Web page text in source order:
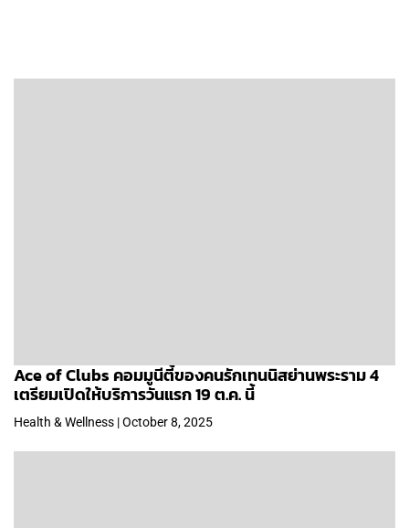
Ace of Clubs คอมมูนีตี้ของคนรักเทนนิสย่านพระราม 4
เตรียมเปิดให้บริการวันแรก 19 ต.ค. นี้
Health & Wellness | October 8, 2025